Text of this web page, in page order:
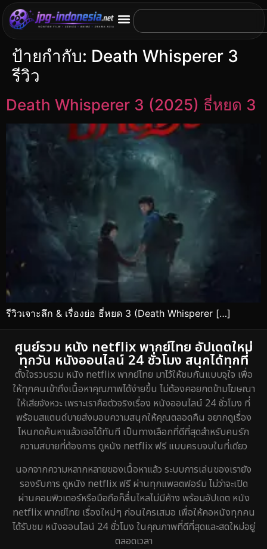
ป้ายกำกับ: Death Whisperer 3
รีวิว
Death Whisperer 3 (2025) ธี่หยด 3
รีวิวเจาะลึก & เรื่องย่อ ธี่หยด 3 (Death Whisperer […]
ศูนย์รวม หนัง netflix พากย์ไทย อัปเดตใหม่
ทุกวัน หนังออนไลน์ 24 ชั่วโมง สนุกได้ทุกที่
ตั้งใจรวบรวม หนัง netflix พากย์ไทย มาไว้ให้ชมกันแบบจุใจ เพื่อ
ให้ทุกคนเข้าถึงเนื้อหาคุณภาพได้ง่ายขึ้น ไม่ต้องคอยกดข้ามโฆษณา
ให้เสียจังหวะ เพราะเราคือตัวจริงเรื่อง หนังออนไลน์ 24 ชั่วโมง ที่
พร้อมสแตนด์บายส่งมอบความสนุกให้คุณตลอดคืน อยากดูเรื่อง
ไหนกดค้นหาแล้วเจอได้ทันที เป็นทางเลือกที่ดีที่สุดสำหรับคนรัก
ความสบายที่ต้องการ ดูหนัง netflix ฟรี แบบครบจบในที่เดียว
นอกจากความหลากหลายของเนื้อหาแล้ว ระบบการเล่นของเรายัง
รองรับการ ดูหนัง netflix ฟรี ผ่านทุกแพลตฟอร์ม ไม่ว่าจะเปิด
ผ่านคอมพิวเตอร์หรือมือถือก็ลื่นไหลไม่มีค้าง พร้อมอัปเดต หนัง
netflix พากย์ไทย เรื่องใหม่ๆ ก่อนใครเสมอ เพื่อให้คอหนังทุกคน
ได้รับชม หนังออนไลน์ 24 ชั่วโมง ในคุณภาพที่ดีที่สุดและสดใหม่อยู่
ตลอดเวลา